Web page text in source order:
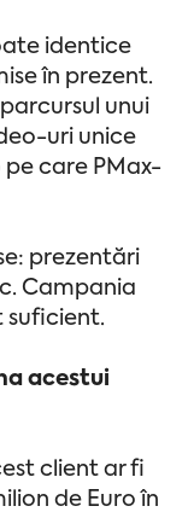
identice
în prezent.
unui
uri unice
pe care PMax-
prezentări
Campania
suficient.
acestui
client ar fi
de Euro în